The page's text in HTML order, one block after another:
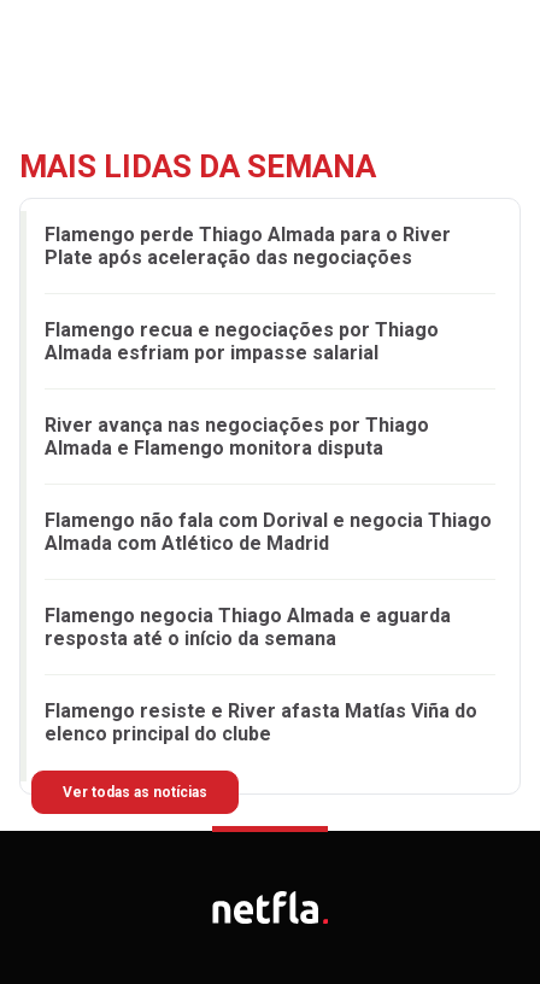
MAIS LIDAS DA SEMANA
Flamengo perde Thiago Almada para o River
Plate após aceleração das negociações
Flamengo recua e negociações por Thiago
Almada esfriam por impasse salarial
River avança nas negociações por Thiago
Almada e Flamengo monitora disputa
Flamengo não fala com Dorival e negocia Thiago
Almada com Atlético de Madrid
Flamengo negocia Thiago Almada e aguarda
resposta até o início da semana
Flamengo resiste e River afasta Matías Viña do
elenco principal do clube
Ver todas as notícias